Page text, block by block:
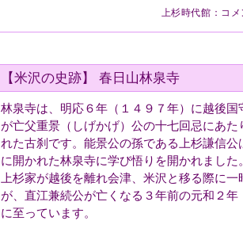
上杉時代館 ： コ
【米沢の史跡】 春日山林泉寺
林泉寺は、明応６年（１４９７年）に越後
が亡父重景（しげかげ）公の十七回忌にあ
れた古刹です。能景公の孫である上杉謙信
に開かれた林泉寺に学び悟りを開かれました
上杉家が越後を離れ会津、米沢と移る際に
が、直江兼続公が亡くなる３年前の元和２
に至っています。